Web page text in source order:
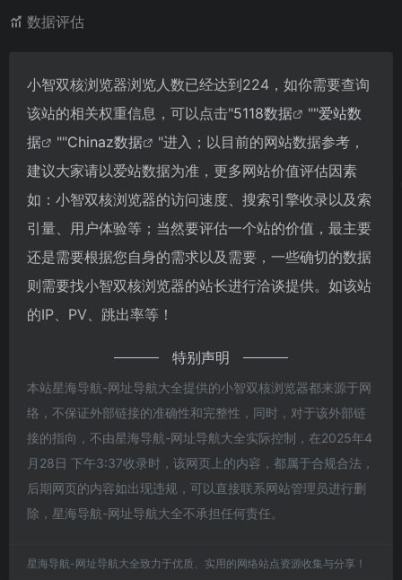
数据评估
小智双核浏览器浏览人数已经达到224，如你需要查询
该站的相关权重信息，可以点击"5118数据 ""爱站数
据
""Chinaz数据
"进入；以目前的网站数据参考，
建议大家请以爱站数据为准，更多网站价值评估因素
如：小智双核浏览器的访问速度、搜索引擎收录以及索
引量、用户体验等；当然要评估一个站的价值，最主要
还是需要根据您自身的需求以及需要，一些确切的数据
则需要找小智双核浏览器的站长进行洽谈提供。如该站
的IP、PV、跳出率等！
特别声明
本站星海导航-网址导航大全提供的小智双核浏览器都来源于网
络，不保证外部链接的准确性和完整性，同时，对于该外部链
接的指向，不由星海导航-网址导航大全实际控制，在2025年4
月28日 下午3:37收录时，该网页上的内容，都属于合规合法，
后期网页的内容如出现违规，可以直接联系网站管理员进行删
除，星海导航-网址导航大全不承担任何责任。
星海导航-网址导航大全致力于优质、实用的网络站点资源收集与分享！